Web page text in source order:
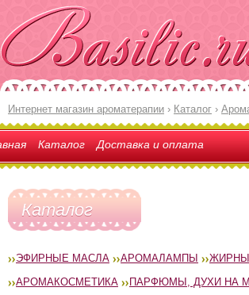
Интернет магазин ароматерапии › Каталог ›
Каталог Доставка и оплата
Каталог
ЭФИРНЫЕ МАСЛА АРОМАЛАМПЫ
АРОМАКОСМЕТИКА
ПАРФЮМЫ, ДУХИ НА